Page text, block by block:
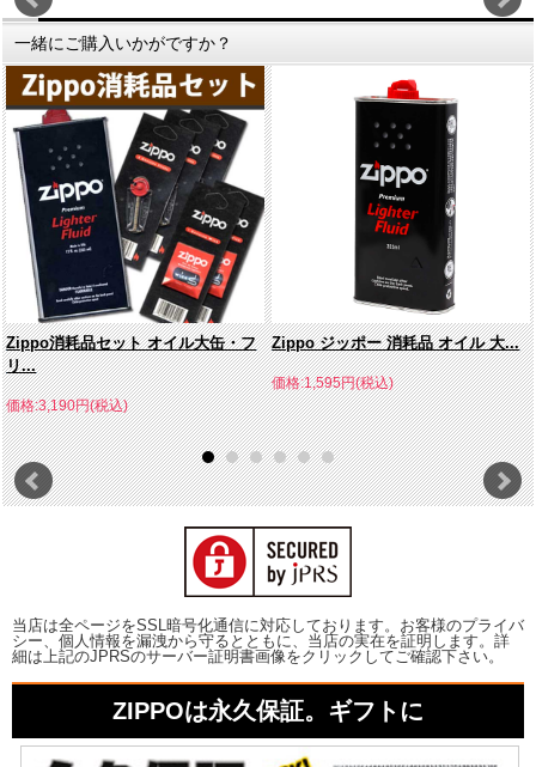
一緒にご購入いかがですか？
Zippo消耗品セット オイル大缶・フ
リ...
価格:3,190円(税込)
Zippo ジッポー 消耗品 オイル 大...
価格:1,595円(税込)
当店は全ページをSSL暗号化通信に対応しております。お客様のプライバ
シー、個人情報を漏洩から守るとともに、当店の実在を証明します。詳
細は上記のJPRSのサーバー証明書画像をクリックしてご確認下さい。
ZIPPOは永久保証。ギフトに